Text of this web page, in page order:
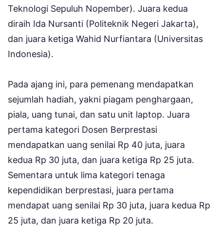
Teknologi Sepuluh Nopember). Juara kedua
diraih Ida Nursanti (Politeknik Negeri Jakarta),
dan juara ketiga Wahid Nurfiantara (Universitas
Indonesia).
Pada ajang ini, para pemenang mendapatkan
sejumlah hadiah, yakni piagam penghargaan,
piala, uang tunai, dan satu unit laptop. Juara
pertama kategori Dosen Berprestasi
mendapatkan uang senilai Rp 40 juta, juara
kedua Rp 30 juta, dan juara ketiga Rp 25 juta.
Sementara untuk lima kategori tenaga
kependidikan berprestasi, juara pertama
mendapat uang senilai Rp 30 juta, juara kedua Rp
25 juta, dan juara ketiga Rp 20 juta.